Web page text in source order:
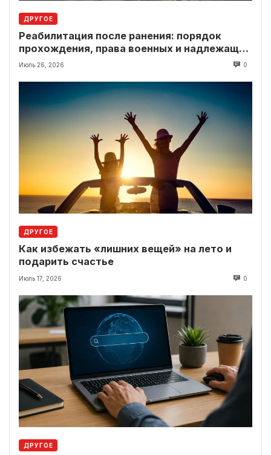
ДРУГОЕ
Реабилитация после ранения: порядок
прохождения, права военных и надлежащие
выплаты
Июль 26, 2026 0
ДРУГОЕ
Как избежать «лишних вещей» на лето и
подарить счастье
Июль 17, 2026 0
ДРУГОЕ